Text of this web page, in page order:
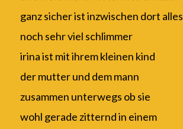
ganz sicher ist inzwischen dort alles
noch sehr viel schlimmer
irina ist mit ihrem kleinen kind
der mutter und dem mann
zusammen unterwegs ob sie
wohl gerade zitternd in einem